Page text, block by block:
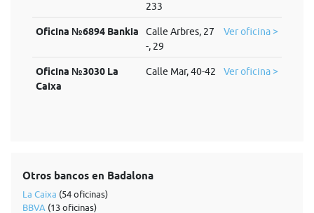
233
Oficina №6894 Bankia
Calle Arbres, 27
-, 29
Ver oficina >
Oficina №3030 La
Caixa
Calle Mar, 40-42 Ver oficina >
Otros bancos en Badalona
La Caixa (54 oficinas)
BBVA (13 oficinas)